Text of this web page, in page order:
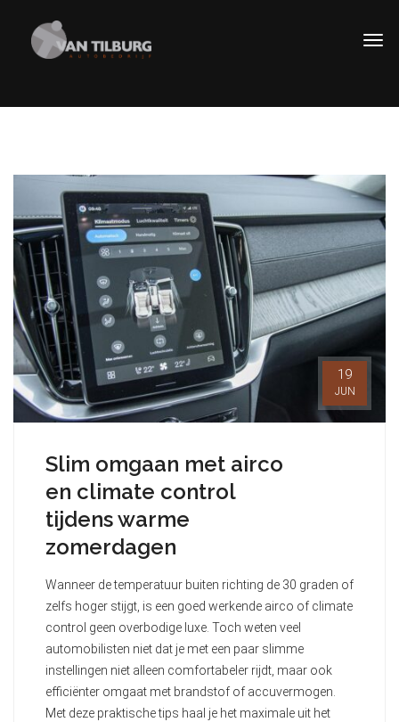
Slim omgaan met airco
en climate control
tijdens warme
zomerdagen
19
JUN
Wanneer de temperatuur buiten richting de 30 graden of
zelfs hoger stijgt, is een goed werkende airco of climate
control geen overbodige luxe. Toch weten veel
automobilisten niet dat je met een paar slimme
instellingen niet alleen comfortabeler rijdt, maar ook
efficiënter omgaat met brandstof of accuvermogen.
Met deze praktische tips haal je het maximale uit het